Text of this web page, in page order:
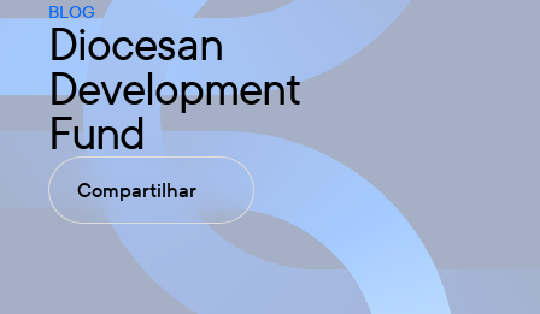
BLOG
Diocesan
Development
Fund
Compartilhar